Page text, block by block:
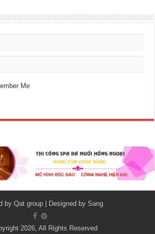
Me
by Qat group | Designed by Sang
2026, All Rights Reserved